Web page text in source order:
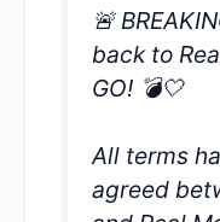
🚨
back to
GO! 💣🤍
All terms
agreed